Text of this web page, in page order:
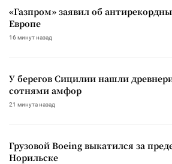
«Газпром» заявил об
Европе
16 минут назад
У берегов Сицилии нашли
сотнями амфор
21 минута назад
Грузовой Boeing выкатился за
Норильске